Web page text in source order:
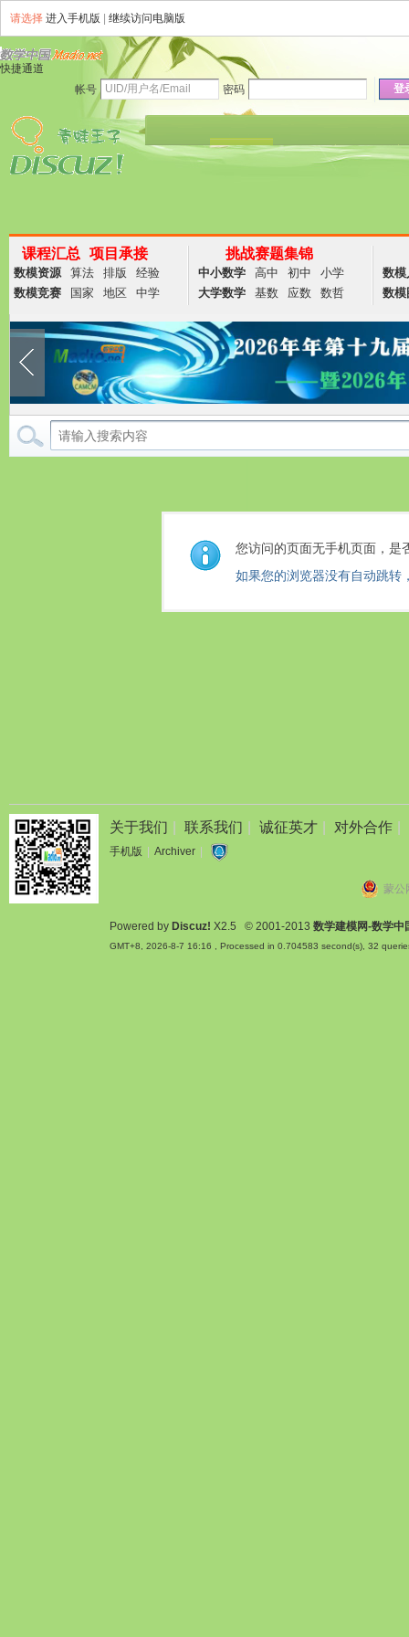
请选择 进入手机版 继续访问电脑版
快捷通道
帐号
密码 登
论坛 说说 群组
商务
课程汇总 项目承接
数模资源 算法 排版
经验
数模竞赛
国家 地区 中学
挑战赛题集锦
中小数学 高中 初中
小学
大学数学
基数 应数 数哲
数模
数模
您访问的页面无手机页面，是
如果您的浏览器没有自动跳转
关于我们 联系我们 诚征英才 对外合作
手机版 Archiver
蒙公
Powered by Discuz! X2.5 © 2001-2013 数学建模网-数学中
GMT+8, 2026-8-7 16:16 , Processed in 0.704583 second(s), 32